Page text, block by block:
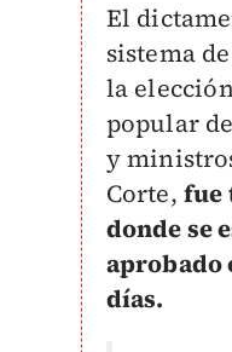
El
sistema
la
popular
y
Corte, fue
donde se
aprobado
días.